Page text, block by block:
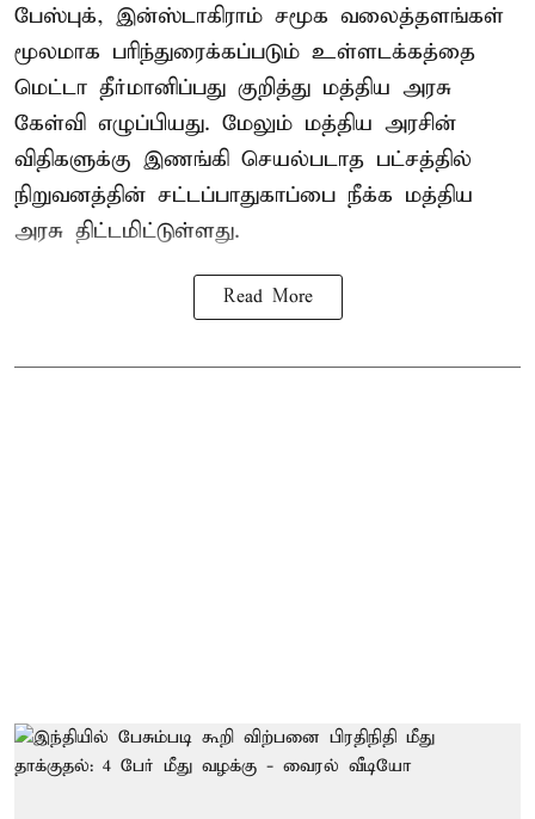
பேஸ்புக், இன்ஸ்டாகிராம் சமூக வலைத்தளங்கள்
மூலமாக பரிந்துரைக்கப்படும் உள்ளடக்கத்தை
மெட்டா தீர்மானிப்பது குறித்து மத்திய அரசு
கேள்வி எழுப்பியது. மேலும் மத்திய அரசின்
விதிகளுக்கு இணங்கி செயல்படாத பட்சத்தில்
நிறுவனத்தின் சட்டப்பாதுகாப்பை நீக்க மத்திய
அரசு திட்டமிட்டுள்ளது.
Read More